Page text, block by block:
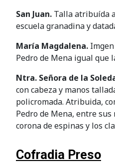
San Juan. Talla atribuída
escuela granadina y
María Magdalena.
Pedro de Mena igual que
Ntra. Señora de la
con cabeza y manos
policromada. Atribuida,
Pedro de Mena, entre
corona de espinas y los
Cofradia Preso